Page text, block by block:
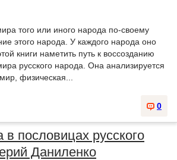
того или иного народа по-своему
этого народа. У каждого народа оно
книги наметить путь к воссозданию
русского народа. Она анализируется
физическая...
0
в пословицах русского
Даниленко